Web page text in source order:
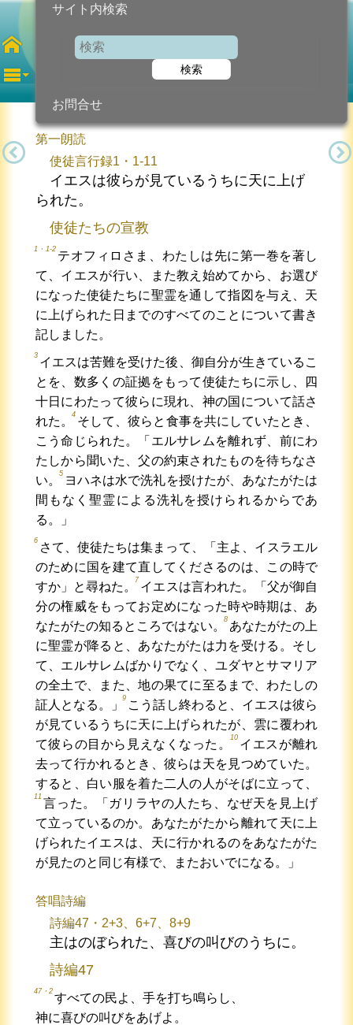
サイト内検索
検索
お問合せ
主の昇天
第一朗読
使徒言行録1・1-11
イエスは彼らが見ているうちに天に上げ
られた。
使徒たちの宣教
1・1-2
テオフィロさま、わたしは先に第一巻を著し
て、イエスが行い、また教え始めてから、お選び
になった使徒たちに聖霊を通して指図を与え、天
に上げられた日までのすべてのことについて書き
記しました。
3
イエスは苦難を受けた後、御自分が生きているこ
とを、数多くの証拠をもって使徒たちに示し、四
十日にわたって彼らに現れ、神の国について話さ
れた。
4
そして、彼らと食事を共にしていたとき、
こう命じられた。「エルサレムを離れず、前にわ
たしから聞いた、父の約束されたものを待ちなさ
い。
5
ヨハネは水で洗礼を授けたが、あなたがたは
間もなく聖霊による洗礼を授けられるからであ
る。」
6
さて、使徒たちは集まって、「主よ、イスラエル
のために国を建て直してくださるのは、この時で
すか」と尋ねた。
7
イエスは言われた。「父が御自
分の権威をもってお定めになった時や時期は、あ
なたがたの知るところではない。
8
あなたがたの上
に聖霊が降ると、あなたがたは力を受ける。そし
て、エルサレムばかりでなく、ユダヤとサマリア
の全土で、また、地の果てに至るまで、わたしの
証人となる。」
9
こう話し終わると、イエスは彼ら
が見ているうちに天に上げられたが、雲に覆われ
て彼らの目から見えなくなった。
10
イエスが離れ
去って行かれるとき、彼らは天を見つめていた。
すると、白い服を着た二人の人がそばに立って、
11
言った。「ガリラヤの人たち、なぜ天を見上げ
て立っているのか。あなたがたから離れて天に上
げられたイエスは、天に行かれるのをあなたがた
が見たのと同じ有様で、またおいでになる。」
答唱詩編
詩編47・2+3、6+7、8+9
主はのぼられた、喜びの叫びのうちに。
詩編47
47・2
すべての民よ、手を打ち鳴らし、
神に喜びの叫びをあげよ。